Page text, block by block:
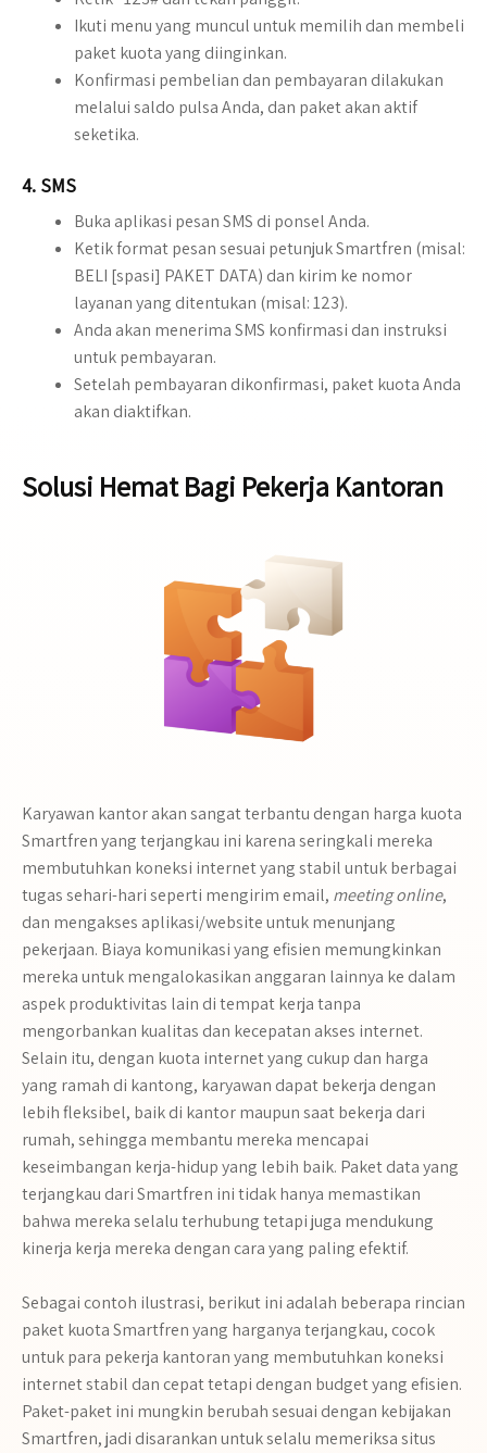
Ikuti menu yang muncul untuk memilih dan membeli
paket kuota yang diinginkan.
Konfirmasi pembelian dan pembayaran dilakukan
melalui saldo pulsa Anda, dan paket akan aktif
seketika.
4. SMS
Buka aplikasi pesan SMS di ponsel Anda.
Ketik format pesan sesuai petunjuk Smartfren (misal:
BELI [spasi] PAKET DATA) dan kirim ke nomor
layanan yang ditentukan (misal: 123).
Anda akan menerima SMS konfirmasi dan instruksi
untuk pembayaran.
Setelah pembayaran dikonfirmasi, paket kuota Anda
akan diaktifkan.
Solusi Hemat Bagi Pekerja Kantoran
Karyawan kantor akan sangat terbantu dengan harga kuota
Smartfren yang terjangkau ini karena seringkali mereka
membutuhkan koneksi internet yang stabil untuk berbagai
tugas sehari-hari seperti mengirim email, meeting online,
dan mengakses aplikasi/website untuk menunjang
pekerjaan. Biaya komunikasi yang efisien memungkinkan
mereka untuk mengalokasikan anggaran lainnya ke dalam
aspek produktivitas lain di tempat kerja tanpa
mengorbankan kualitas dan kecepatan akses internet.
Selain itu, dengan kuota internet yang cukup dan harga
yang ramah di kantong, karyawan dapat bekerja dengan
lebih fleksibel, baik di kantor maupun saat bekerja dari
rumah, sehingga membantu mereka mencapai
keseimbangan kerja-hidup yang lebih baik. Paket data yang
terjangkau dari Smartfren ini tidak hanya memastikan
bahwa mereka selalu terhubung tetapi juga mendukung
kinerja kerja mereka dengan cara yang paling efektif.
Sebagai contoh ilustrasi, berikut ini adalah beberapa rincian
paket kuota Smartfren yang harganya terjangkau, cocok
untuk para pekerja kantoran yang membutuhkan koneksi
internet stabil dan cepat tetapi dengan budget yang efisien.
Paket-paket ini mungkin berubah sesuai dengan kebijakan
Smartfren, jadi disarankan untuk selalu memeriksa situs